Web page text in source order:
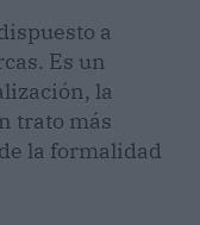
a
Es un
la
trato más
la formalidad